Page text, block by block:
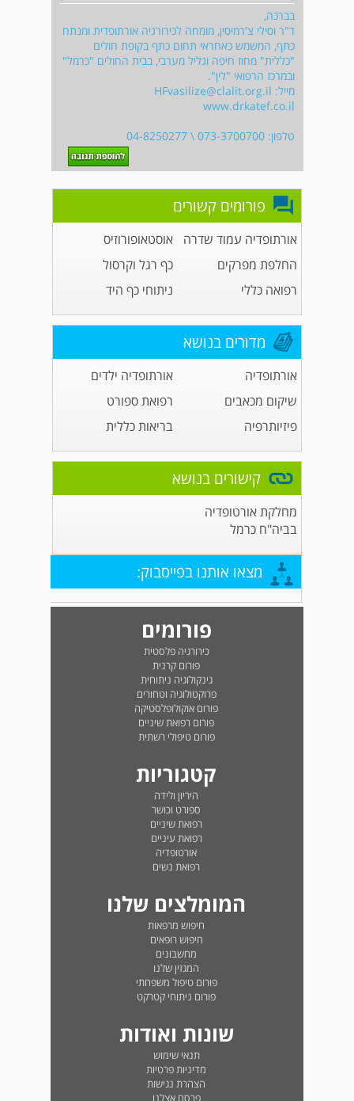
בברכה,
ד"ר וסילי צ'רמיסין, מומחה לכירורגיה אורתופדית ומנתח
כתף, המשמש כאחראי תחום כתף בקופת חולים
"כללית" מחוז חיפה וגליל מערבי, בבית החולים "כרמל"
ובמרכז הרפואי "לין".
מייל: HFvasilize@clalit.org.il
www.drkatef.co.il
טלפון: 073-3700700 \ 04-8250277
פורומים קשורים
אורתופדיה עמוד שדרה
אוסטאופורוזיס
החלפת מפרקים
כף רגל וקרסול
רפואה כללי
ניתוחי כף היד
מדורים בנושא
אורתופדיה
אורתופדיה ילדים
שיקום מכאבים
רפואת ספורט
פיזיותרפיה
בריאות כללית
קישורים בנושא
מחלקת אורטופדיה
בביה"ח כרמל
מצאו אותנו בפייסבוק:
פורומים
כירורגיה פלסטית
פורום קרנית
גינקולוגיה ניתוחית
פרוקטולוגיה וטחורים
פורום אוקולופלסטיקה
פורום רפואת שיניים
פורום טיפולי רשתית
קטגוריות
היריון ולידה
ספורט וכושר
רפואת שיניים
רפואת עיניים
אורטופדיה
רפואת נשים
המומלצים שלנו
חיפוש מרפאות
חיפוש רופאים
מחשבונים
המגזין שלנו
פורום טיפול משפחתי
פורום ניתוחי קטרקט
שונות ואודות
תנאי שימוש
מדיניות פרטיות
הצהרת נגישות
פרסם אצלנו